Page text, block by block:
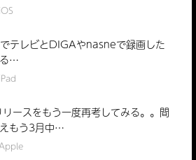
iOS
テレビとDIGAやnasneで録画した
…
iPad
ースをもう一度再考してみる。。間
もう3月中…